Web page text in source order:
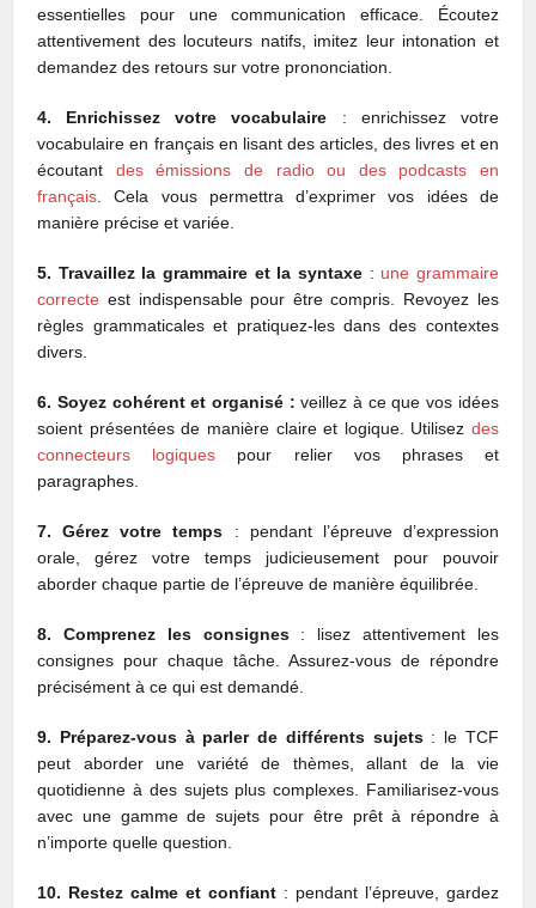
essentielles pour une communication efficace. Écoutez
attentivement des locuteurs natifs, imitez leur intonation et
demandez des retours sur votre prononciation.
4. Enrichissez votre vocabulaire : enrichissez votre
vocabulaire en français en lisant des articles, des livres et en
écoutant des émissions de radio ou des podcasts en
français . Cela vous permettra d’exprimer vos idées de
manière précise et variée.
5. Travaillez la grammaire et la syntaxe : une grammaire
correcte est indispensable pour être compris. Revoyez les
règles grammaticales et pratiquez-les dans des contextes
divers.
6. Soyez cohérent et organisé :veillez à ce que vos idées
soient présentées de manière claire et logique. Utilisez des
connecteurs logiques pour relier vos phrases et
paragraphes.
7. Gérez votre temps : pendant l’épreuve d’expression
orale, gérez votre temps judicieusement pour pouvoir
aborder chaque partie de l’épreuve de manière équilibrée.
8. Comprenez les consignes : lisez attentivement les
consignes pour chaque tâche. Assurez-vous de répondre
précisément à ce qui est demandé.
9. Préparez-vous à parler de différents sujets : le TCF
peut aborder une variété de thèmes, allant de la vie
quotidienne à des sujets plus complexes. Familiarisez-vous
avec une gamme de sujets pour être prêt à répondre à
n’importe quelle question.
10. Restez calme et confiant : pendant l’épreuve, gardez